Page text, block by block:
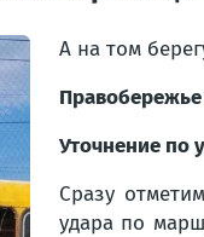
А на том
Уточнение по
Сразу
удара по